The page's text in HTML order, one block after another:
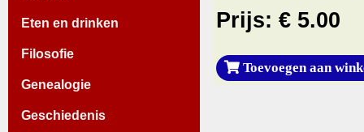
Eten en drinken
Filosofie
Genealogie
Geschiedenis
Prijs: € 5.00
Toevoegen aan